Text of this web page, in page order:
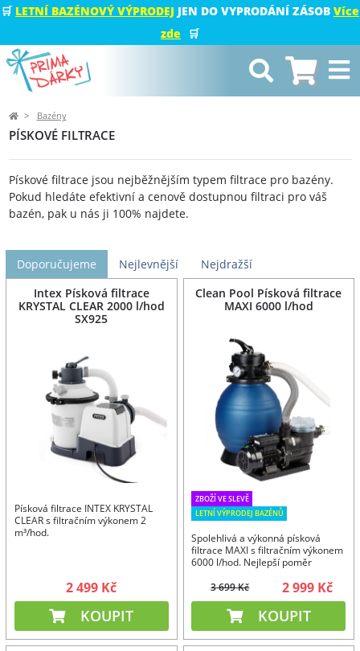
🛒 LETNÍ BAZÉNOVÝ VÝPRODEJ JEN DO VYPRODÁNÍ ZÁSOB Více
zde
🛒
Bazény
PÍSKOVÉ FILTRACE
Pískové filtrace jsou nejběžnějším typem filtrace pro bazény.
Pokud hledáte efektivní a cenově dostupnou filtraci pro váš
bazén, pak u nás ji 100% najdete.
Doporučujeme Nejlevnější
Nejdražší
Intex Písková filtrace
KRYSTAL CLEAR 2000 l/hod
SX925
Písková filtrace INTEX KRYSTAL
CLEAR s filtračním výkonem 2
m³/hod.
2 499 Kč
KOUPIT
Clean Pool Písková filtrace
MAXI 6000 l/hod
ZBOŽÍ VE SLEVĚ
LETNÍ VÝPRODEJ BAZÉNŮ
Spolehlivá a výkonná písková
filtrace MAXI s filtračním výkonem
6000 l/hod. Nejlepší poměr
3 699 Kč
2 999 Kč
KOUPIT